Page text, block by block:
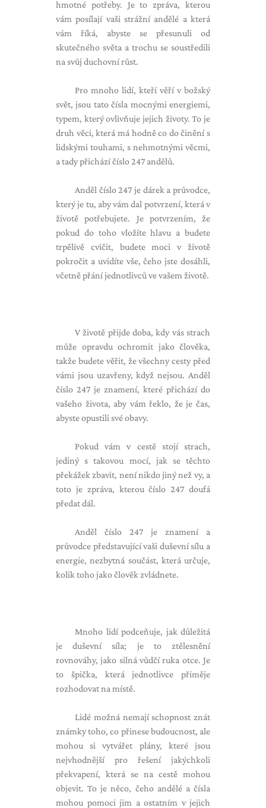
hmotné potřeby. Je to zpráva, kterou
vám posílají vaši strážní andělé a která
vám říká, abyste se přesunuli od
skutečného světa a trochu se soustředili
na svůj duchovní růst.
Pro mnoho lidí, kteří věří v božský
svět, jsou tato čísla mocnými energiemi,
typem, který ovlivňuje jejich životy. To je
druh věci, která má hodně co do činění s
lidskými touhami, s nehmotnými věcmi,
a tady přichází číslo 247 andělů.
Anděl číslo 247 je dárek a průvodce,
který je tu, aby vám dal potvrzení, která v
životě potřebujete. Je potvrzením, že
pokud do toho vložíte hlavu a budete
trpělivě cvičit, budete moci v životě
pokročit a uvidíte vše, čeho jste dosáhli,
včetně přání jednotlivců ve vašem životě.
V životě přijde doba, kdy vás strach
může opravdu ochromit jako člověka,
takže budete věřit, že všechny cesty před
vámi jsou uzavřeny, když nejsou. Anděl
číslo 247 je znamení, které přichází do
vašeho života, aby vám řeklo, že je čas,
abyste opustili své obavy.
Pokud vám v cestě stojí strach,
jediný s takovou mocí, jak se těchto
překážek zbavit, není nikdo jiný než vy, a
toto je zpráva, kterou číslo 247 doufá
předat dál.
Anděl číslo 247 je znamení a
průvodce představující vaši duševní sílu a
energie, nezbytná součást, která určuje,
kolik toho jako člověk zvládnete.
Mnoho lidí podceňuje, jak důležitá
je duševní síla; je to ztělesnění
rovnováhy, jako silná vůdčí ruka otce. Je
to špička, která jednotlivce přiměje
rozhodovat na místě.
Lidé možná nemají schopnost znát
známky toho, co přinese budoucnost, ale
mohou si vytvářet plány, které jsou
nejvhodnější pro řešení jakýchkoli
překvapení, která se na cestě mohou
objevit. To je něco, čeho andělé a čísla
mohou pomoci jim a ostatním v jejich